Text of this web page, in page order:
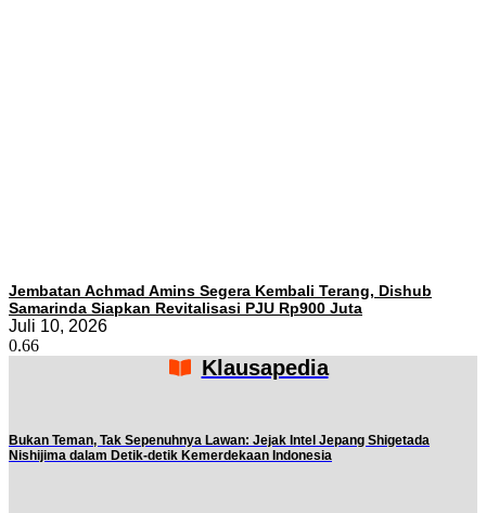
Jembatan Achmad Amins Segera Kembali Terang, Dishub
Samarinda Siapkan Revitalisasi PJU Rp900 Juta
Juli 10, 2026
Klausapedia
Bukan Teman, Tak Sepenuhnya Lawan: Jejak Intel Jepang Shigetada
Nishijima dalam Detik-detik Kemerdekaan Indonesia